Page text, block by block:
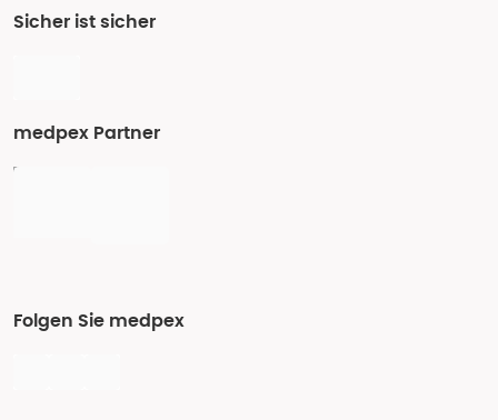
Sicher ist sicher
medpex Partner
Folgen Sie medpex